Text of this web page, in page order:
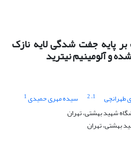
پایه جفت شدگی لایه نازک
و آلومینیم نیترید
طهرانچی 1، 2 سیده مهری حمیدی1
شهید بهشتی، تهران
بهشتی، تهران